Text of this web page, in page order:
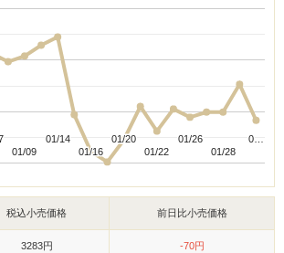
01/09
01/09
01/14
01/14
01/16
01/16
01/20
01/20
01/22
01/22
01/26
01/26
01/28
01/28
0…
0…
税込小売価格 前日比小売価格
3283円 -70円